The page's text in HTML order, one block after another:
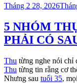
Đăng
Tháng 2 28, 2026
5 NHÓM
PHẢI CÓ
Thu từng nghe nói chỉ
Thu từng tin rằng cơ
Nhưng sau tuổi 35,